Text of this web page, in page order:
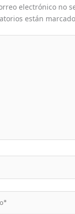
electrónico no
están